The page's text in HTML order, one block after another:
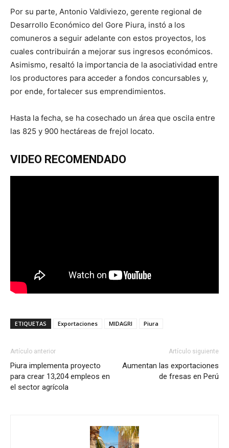
Por su parte, Antonio Valdiviezo, gerente regional de
Desarrollo Económico del Gore Piura, instó a los
comuneros a seguir adelante con estos proyectos, los
cuales contribuirán a mejorar sus ingresos económicos.
Asimismo, resaltó la importancia de la asociatividad entre
los productores para acceder a fondos concursables y,
por ende, fortalecer sus emprendimientos.
Hasta la fecha, se ha cosechado un área que oscila entre
las 825 y 900 hectáreas de frejol locato.
VIDEO RECOMENDADO
ETIQUETAS Exportaciones MIDAGRI Piura
Artículo anterior
Piura implementa proyecto
para crear 13,204 empleos en
el sector agrícola
Artículo siguiente
Aumentan las exportaciones
de fresas en Perú